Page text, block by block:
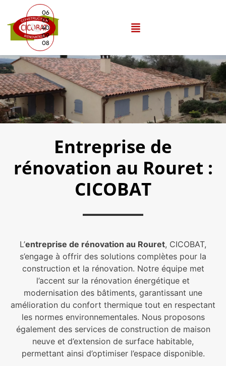
06
03
40
09
08
Entreprise de
rénovation au Rouret :
CICOBAT
L’entreprise de rénovation au Rouret, CICOBAT,
s’engage à offrir des solutions complètes pour la
construction et la rénovation. Notre équipe met
l’accent sur la rénovation énergétique et
modernisation des bâtiments, garantissant une
amélioration du confort thermique tout en respectant
les normes environnementales. Nous proposons
également des services de construction de maison
neuve et d’extension de surface habitable,
permettant ainsi d’optimiser l’espace disponible.